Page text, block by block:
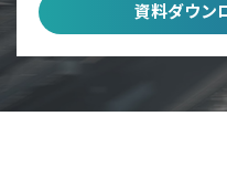
資料ダウン